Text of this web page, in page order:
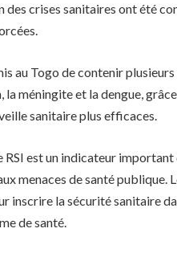
des crises sanitaires ont été
au Togo de contenir
la méningite et la dengue,
sanitaire plus efficaces.
RSI est un indicateur
menaces de santé publique.
inscrire la sécurité sanitaire
de santé.